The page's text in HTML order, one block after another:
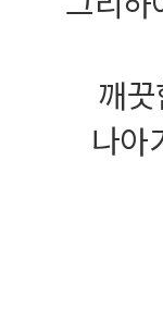
깨
나아